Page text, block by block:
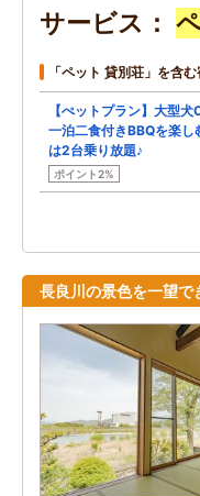
サービス
「ペット 貸別荘」を含
【ぺットプラン】大型
一泊二食付きBBQを楽し
は2台乗り放題♪
ポイント2%
長良川の景色を一望で